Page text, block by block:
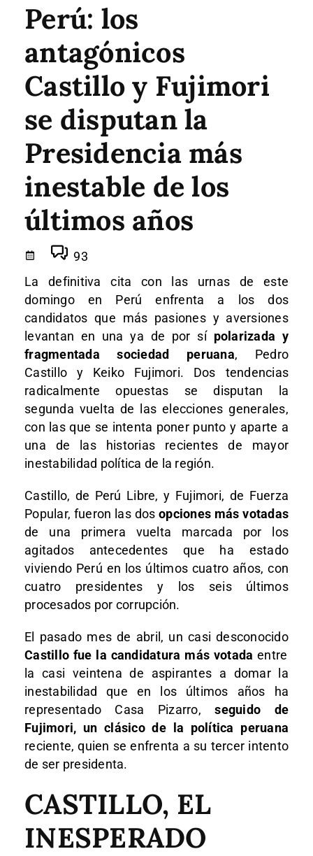
Perú: los
antagónicos
Castillo y Fujimori
se disputan la
Presidencia más
inestable de los
últimos años
93
La definitiva cita con las urnas de este
domingo en Perú enfrenta a los dos
candidatos que más pasiones y aversiones
levantan en una ya de por sí polarizada y
fragmentada sociedad peruana, Pedro
Castillo y Keiko Fujimori. Dos tendencias
radicalmente opuestas se disputan la
segunda vuelta de las elecciones generales,
con las que se intenta poner punto y aparte a
una de las historias recientes de mayor
inestabilidad política de la región.
Castillo, de Perú Libre, y Fujimori, de Fuerza
Popular, fueron las dos opciones más votadas
de una primera vuelta marcada por los
agitados antecedentes que ha estado
viviendo Perú en los últimos cuatro años, con
cuatro presidentes y los seis últimos
procesados por corrupción.
El pasado mes de abril, un casi desconocido
Castillo fue la candidatura más votada entre
la casi veintena de aspirantes a domar la
inestabilidad que en los últimos años ha
representado Casa Pizarro, seguido de
Fujimori, un clásico de la política peruana
reciente, quien se enfrenta a su tercer intento
de ser presidenta.
CASTILLO, EL
INESPERADO